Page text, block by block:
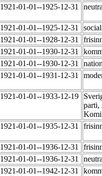
1921-01-01--1925-12-31
1921-01-01--1925-12-31
1921-01-01--1928-12-31
1921-01-01--1930-12-31
1921-01-01--1930-12-31
1921-01-01--1931-12-31
1921-01-01--1933-12-19
parti,
1921-01-01--1935-12-31
1921-01-01--1936-12-31
1921-01-01--1936-12-31
1921-01-01--1942-12-31